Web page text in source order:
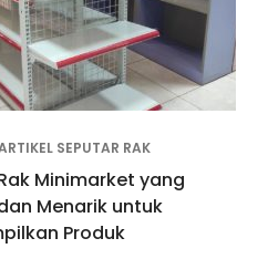
SEPUTAR RAK
Minimarket yang
Menarik untuk
Produk